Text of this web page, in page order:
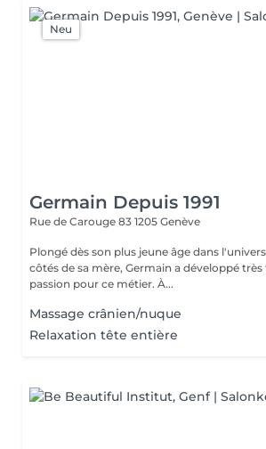
Neu
Germain Depuis 1991
Rue de Carouge 83 1205 Genève
Plongé dès son plus jeune âge dans
côtés de sa mère, Germain a développé
passion pour ce métier. À...
Massage crânien/nuque
Relaxation tête entière